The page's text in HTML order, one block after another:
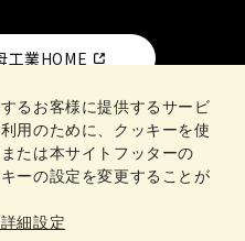
工業HOME
ltd. All Rights Reseved.
るお客様に提供するサービ
用のために、クッキーを使
たは本サイトフッターの
ーの設定を変更することが
細設定